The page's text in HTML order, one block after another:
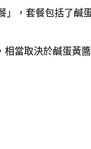
」，套餐包括了鹹
當取決於鹹蛋黃